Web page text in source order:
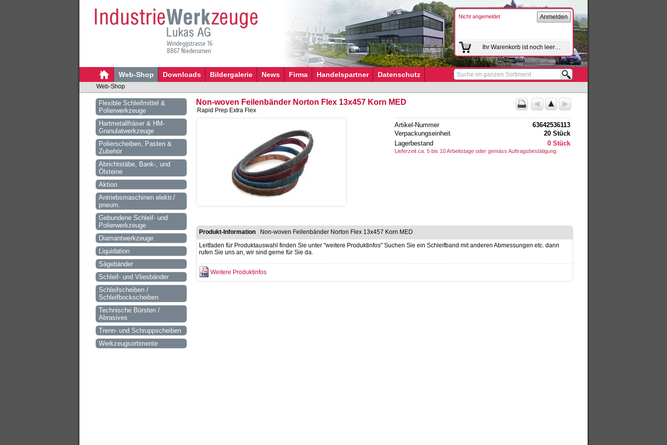
Windeggstrasse 16
8867 Niederurnen
Nicht angemeldet Anmelden
Ihr Warenkorb ist noch leer…
Web-Shop Downloads Bildergalerie News Firma Handelspartner Datenschutz
Suche im ganzen Sortiment
Web-Shop
Flexible Schleifmittel &
Polierwerkzeuge
Hartmetallfräser & HM-
Granulatwerkzeuge
Polierscheiben, Pasten &
Zubehör
Abrichtstäbe, Bank-, und
Ölsteine
Aktion
Antriebsmaschinen elektr./
pneum.
Gebundene Schleif- und
Polierwerkzeuge
Diamantwerkzeuge
Liquidation
Sägebänder
Schleif- und Vliesbänder
Schleifscheiben /
Schleifbockscheiben
Technische Bürsten /
Abrasives
Trenn- und Schruppscheiben
Werkzeugsortimente
Non-woven Feilenbänder Norton Flex 13x457 Korn MED
Rapid Prep Extra Flex
Artikel-Nummer
63642536113
Verpackungseinheit
20 Stück
Lagerbestand
0 Stück
Lieferzeit ca. 5 bis 10 Arbeitstage oder gemäss Auftragsbestätigung
Produkt-Information Non-woven Feilenbänder Norton Flex 13x457 Korn MED
Leitfaden für Produktauswahl finden Sie unter "weitere Produktinfos" Suchen Sie ein Schleifband mit anderen Abmessungen etc. dann
rufen Sie uns an, wir sind gerne für Sie da.
Weitere Produktinfos